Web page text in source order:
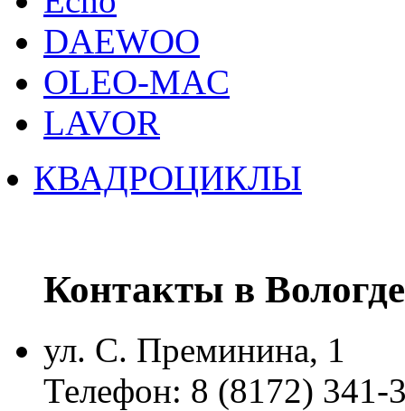
DAEWOO
OLEO-MAC
LAVOR
КВАДРОЦИКЛЫ
Контакты в Вологде
ул. С. Преминина, 1
Телефон: 8 (8172) 341-